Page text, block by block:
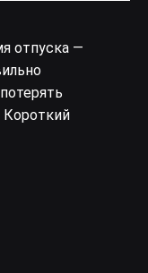
отпуска —
Короткий